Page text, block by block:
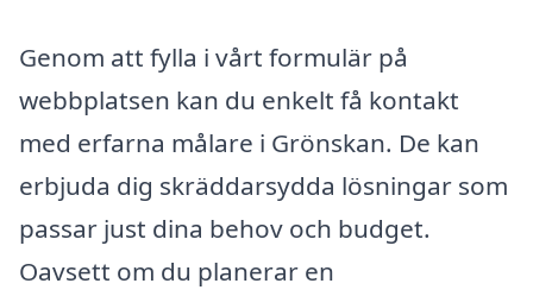
Genom att fylla i vårt formulär på
webbplatsen kan du enkelt få kontakt
med erfarna målare i Grönskan. De kan
erbjuda dig skräddarsydda lösningar som
passar just dina behov och budget.
Oavsett om du planerar en